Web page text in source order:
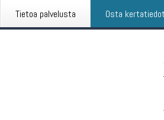
Tietoa palvelusta Osta